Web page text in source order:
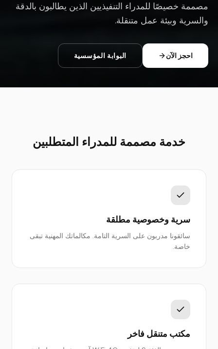
مصممة خصيصًا للمدراء التنفيذيين الذين يطالبون بالدقة
والسرية وبيئة عمل متنقلة.
احجز الآن البوابة المؤسسية
خدمة مصممة للمدراء المتطلبين
سرية وخصوصية مطلقة
سائقونا مدربون على السرية التامة. مكالماتك المهنية تبقى
خاصة.
مكتب متنقل فاخر